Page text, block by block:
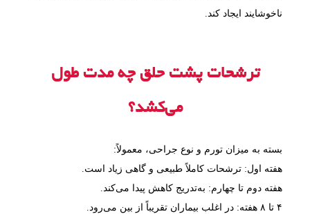
ناخوشایند ایجاد کند.
ترشحات پشت حلق چه مدت طول
می‌کشد؟
بسته به میزان تورم و نوع جراحی، معمولاً:
هفته اول: ترشحات کاملاً طبیعی و گاهی زیاد است.
هفته دوم تا چهارم: به‌تدریج کاهش پیدا می‌کند.
۴ تا ۸ هفته: در اغلب بیماران تقریباً از بین می‌رود.